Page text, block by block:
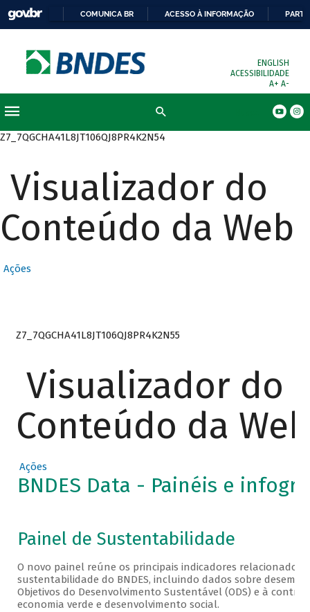
COMUNICA BR ACESSO À INFORMAÇÃO
ENGLISH
ACESSIBILIDADE
A+ A-
Z7_7QGCHA41L8JT106QJ8PR4K2N54
Visualizador do
Conteúdo da Web
Ações
Z7_7QGCHA41L8JT106QJ8PR4K2N55
Visualizador do
Conteúdo da Web
Ações
BNDES Data - Painéis e
Painel de Sustentabilidade
O novo painel reúne os principais indicadores relacionados
sustentabilidade do BNDES, incluindo dados sobre
Objetivos do Desenvolvimento Sustentável (ODS) e à
economia verde e desenvolvimento social.